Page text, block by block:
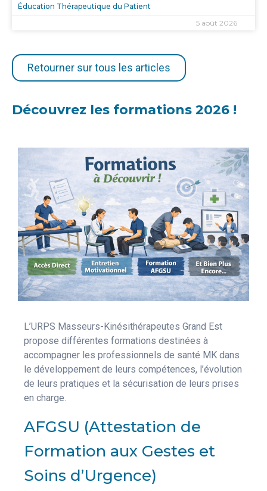
Éducation Thérapeutique du Patient
5 août 2026
Retourner sur tous les articles
Découvrez les formations 2026 !
L’URPS Masseurs-Kinésithérapeutes Grand Est
propose différentes formations destinées à
accompagner les professionnels de santé MK dans
le développement de leurs compétences, l’évolution
de leurs pratiques et la sécurisation de leurs prises
en charge.
AFGSU (Attestation de
Formation aux Gestes et
Soins d’Urgence)